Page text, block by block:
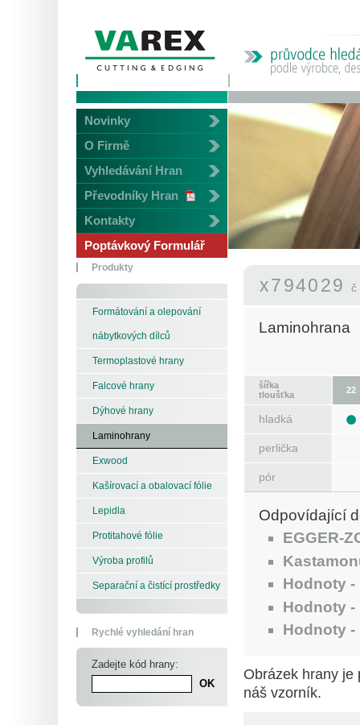
Novinky
O Firmě
Vyhledávání Hran
Převodníky Hran
Kontakty
Poptávkový Formulář
Produkty
Formátování a olepování
nábytkových dílců
Termoplastové hrany
Falcové hrany
Dýhové hrany
Laminohrany
Exwood
Kašírovací a obalovací fólie
Lepidla
Protitahové fólie
Výroba profilů
Separační a čistící prostředky
Rychlé vyhledání hran
Zadejte kód hrany:
x794029
Laminohrana
šířka
tloušťka
22
hladká
perlička
pór
Odpovídající
EGGER-
Hodnoty
Hodnoty
Hodnoty
Obrázek hrany je
náš vzorník.